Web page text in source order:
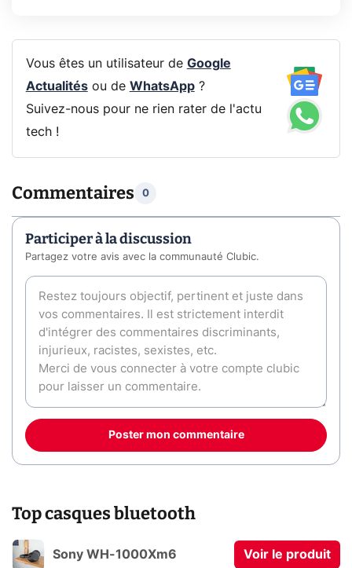
Vous êtes un utilisateur de Google
Actualitésou de WhatsApp?
Suivez-nous pour ne rien rater de l'actu
tech !
Commentaires 0
Participer à la discussion
Partagez votre avis avec la communauté Clubic.
Poster mon commentaire
Top casques bluetooth
Sony WH-1000Xm6 Voir le produit